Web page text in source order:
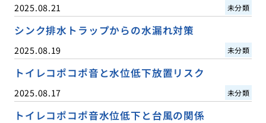
2025.08.21 未分類
シンク排水トラップからの水漏れ対策
2025.08.19 未分類
トイレコポコポ音と水位低下放置リスク
2025.08.17 未分類
トイレコポコポ音水位低下と台風の関係